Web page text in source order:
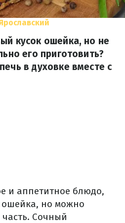
кусок ошейка, но не
его приготовить?
в духовке вместе с
и аппетитное блюдо,
ошейка, но можно
Сочный